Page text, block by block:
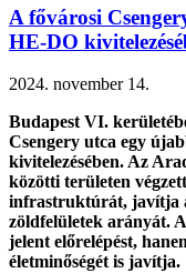
A fővárosi
HE-DO
2024. november 14.
Budapest VI.
Csengery utca egy
kivitelezésében. Az
közötti területen
infrastruktúrát, javítja
zöldfelületek arányát.
jelent előrelépést,
életminőségét is javítja.